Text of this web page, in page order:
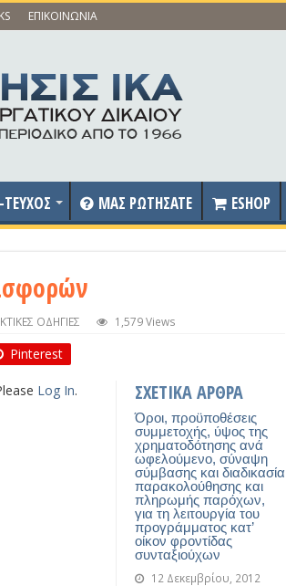
ΕΠΙΚΟΙΝΩΝΙΑ
ΤΕΥΧΟΣ ΜΑΣ ΡΩΤΗΣΑΤΕ ESHOP
ΟΔΗΓΙΕΣ 1,579 Views
Pinterest
ΣΧΕΤΙΚΑ ΑΡΘΡΑ
Όροι, προϋποθέσεις
συμμετοχής, ύψος της
χρηματοδότησης ανά
ωφελούμενο, σύναψη
σύμβασης και διαδικασία
παρακολούθησης και
πληρωμής παρόχων,
για τη λειτουργία του
προγράμματος κατ’
οίκον φροντίδας
συνταξιούχων
12 Δεκεμβρίου, 2012
Log In.